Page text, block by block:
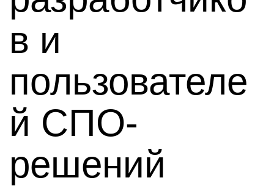
в и
пользователе
й СПО-
решений